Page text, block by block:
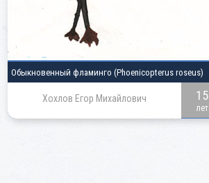
Обыкновенный фламинго (Phoenicopterus roseus)
Хохлов Егор Михайлович 15
лет